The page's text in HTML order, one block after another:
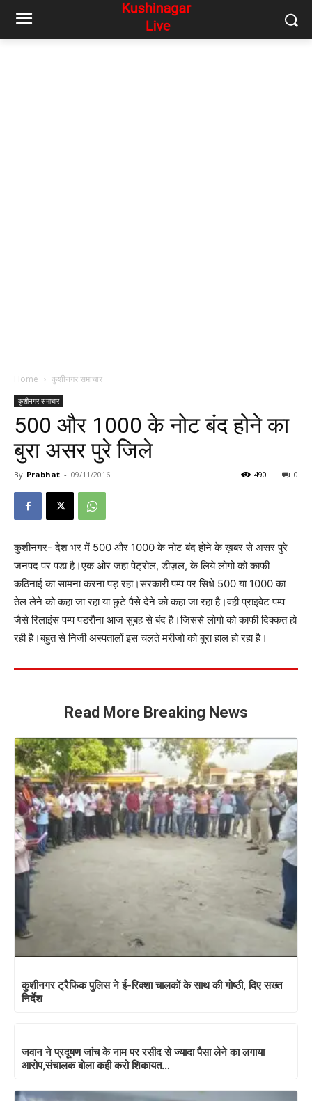
Home कुशीनगर समाचार
कुशीनगर समाचार
₹500 और 1000 के नोट बंद होने का
बुरा असर पुरे जिले
By Prabhat - 09/11/2016 0
490
कुशीनगर- देश भर में 500 और 1000 के नोट बंद होने के ख़बर से असर पुरे
जनपद पर पडा है।एक ओर जहा पेट्रोल, डीज़ल, के लिये लोगो को काफी
कठिनाई का सामना करना पड़ रहा।सरकारी पम्प पर सिधे 500 या 1000 का
तेल लेने को कहा जा रहा या छुटे पैसे देने को कहा जा रहा है।वही प्राइवेट पम्प
जैसे रिलाइंस पम्प पडरौना आज सुबह से बंद है।जिससे लोगो को काफी दिक्कत हो
रही है।बहुत से निजी अस्पतालों इस चलते मरीजो को बुरा हाल हो रहा है।
Read More Breaking News
कुशीनगर ट्रैफिक पुलिस ने ई-रिक्शा चालकों के साथ की गोष्ठी, दिए सख्त
निर्देश
जवान ने प्रदूषण जांच के नाम पर रसीद से ज्यादा पैसा लेने का लगाया
आरोप,संचालक बोला कही करो शिकायत…